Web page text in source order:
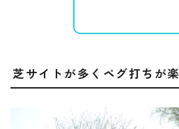
芝サイトが多くペグ打ちが楽